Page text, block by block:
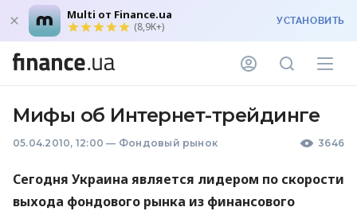
Multi от Finance.ua
(8,9K+) УСТАНОВИТЬ
Мифы об Интернет-трейдинге
05.04.2010, 12:00 — Фондовый рынок 3646
Сегодня Украина является лидером по скорости
выхода фондового рынка из финансового